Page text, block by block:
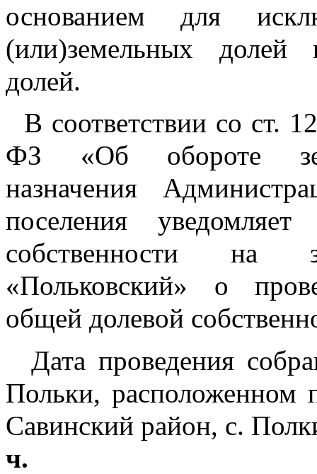
основанием для
(или)земельных долей
долей.
ФЗ «Об обороте
назначения
поселения
собственности на
«Польковский» о
общей долевой
Дата проведения
Польки, расположенном
Савинский район, с.
ч.